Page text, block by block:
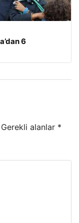
6
Gerekli alanlar *